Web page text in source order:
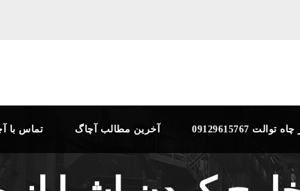
تماس با آخرین مطالب آچاگ 09129615767